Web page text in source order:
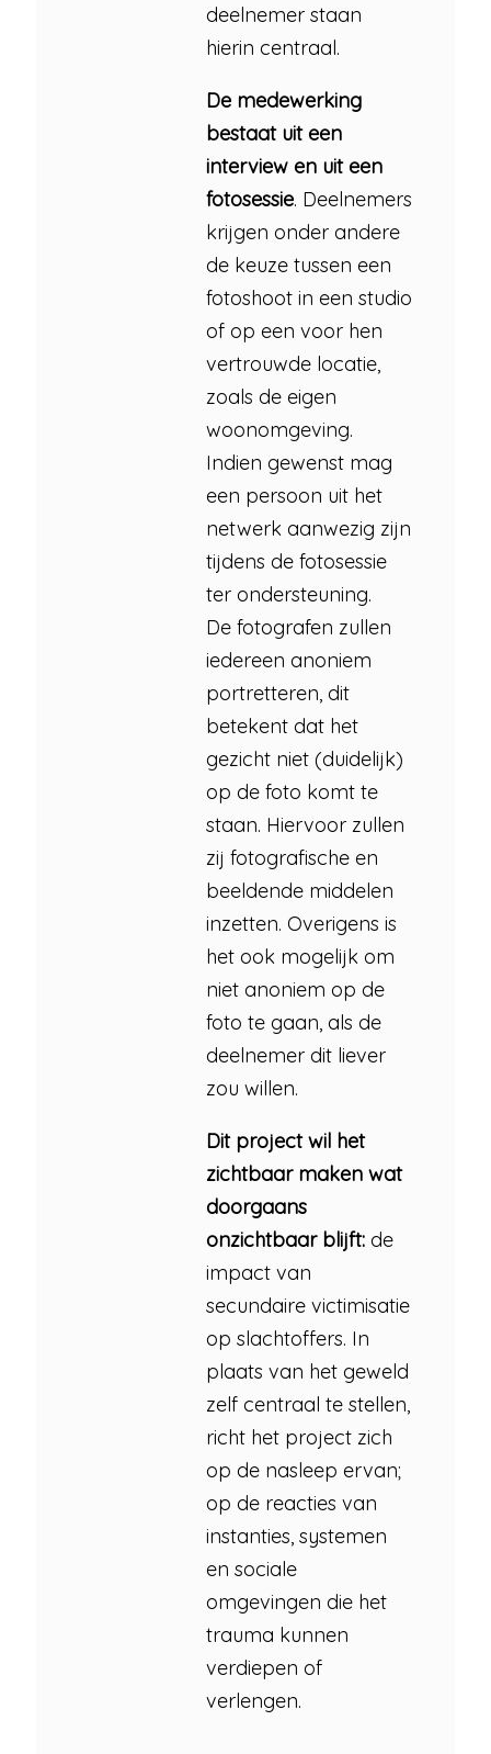
deelnemer staan
hierin centraal.
De medewerking
bestaat uit een
interview en uit een
fotosessie. Deelnemers
krijgen onder andere
de keuze tussen een
fotoshoot in een studio
of op een voor hen
vertrouwde locatie,
zoals de eigen
woonomgeving.
Indien gewenst mag
een persoon uit het
netwerk aanwezig zijn
tijdens de fotosessie
ter ondersteuning.
De fotografen zullen
iedereen anoniem
portretteren, dit
betekent dat het
gezicht niet (duidelijk)
op de foto komt te
staan. Hiervoor zullen
zij fotografische en
beeldende middelen
inzetten. Overigens is
het ook mogelijk om
niet anoniem op de
foto te gaan, als de
deelnemer dit liever
zou willen.
Dit project wil het
zichtbaar maken wat
doorgaans
onzichtbaar blijft: de
impact van
secundaire victimisatie
op slachtoffers. In
plaats van het geweld
zelf centraal te stellen,
richt het project zich
op de nasleep ervan;
op de reacties van
instanties, systemen
en sociale
omgevingen die het
trauma kunnen
verdiepen of
verlengen.